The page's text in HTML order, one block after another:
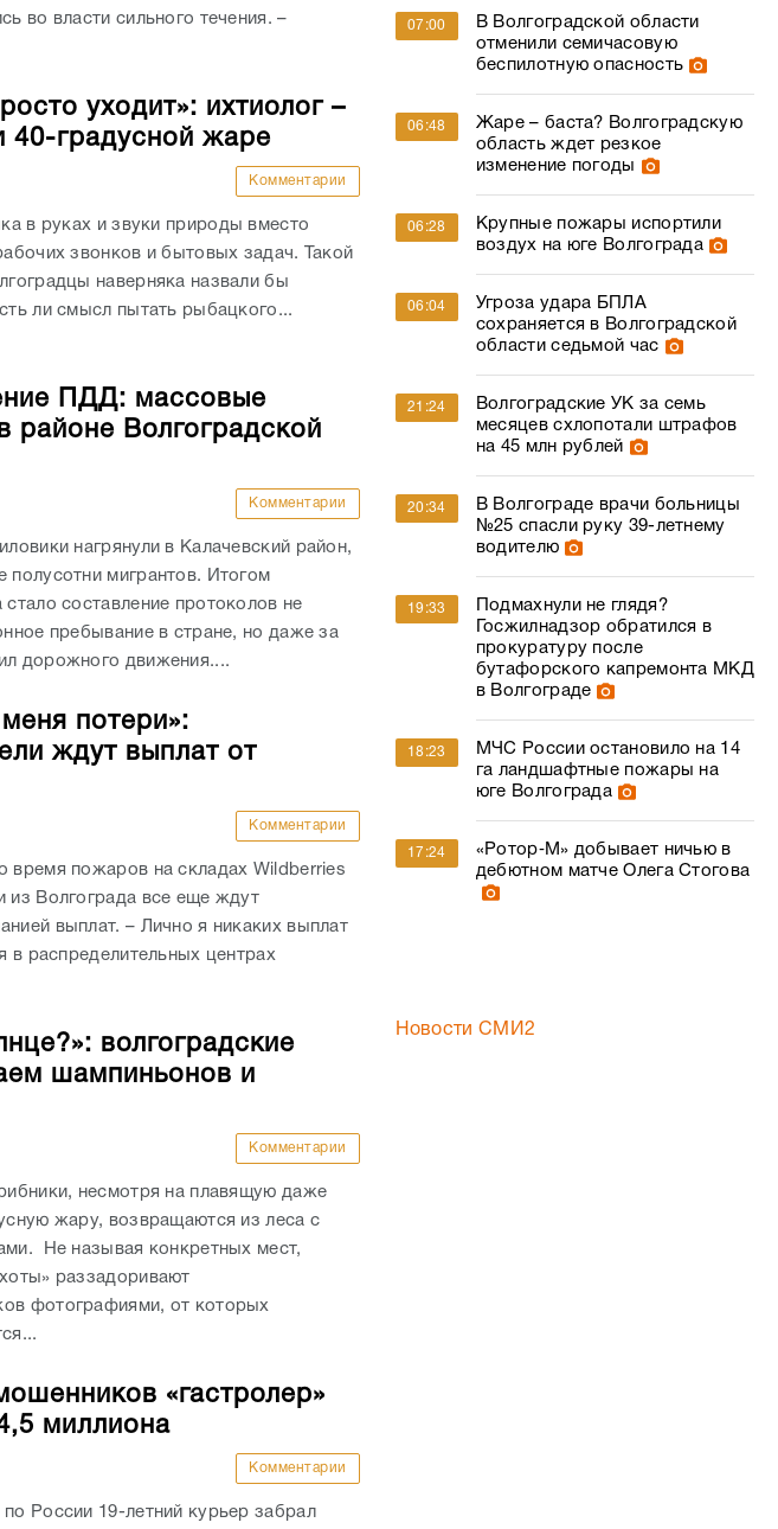
во власти сильного течения. –
уходит»: ихтиолог –
40-градусной жаре
Комментарии
в руках и звуки природы вместо
звонков и бытовых задач. Такой
наверняка назвали бы
ли смысл пытать рыбацкого...
ПДД: массовые
районе Волгоградской
Комментарии
нагрянули в Калачевский район,
полусотни мигрантов. Итогом
стало составление протоколов не
пребывание в стране, но даже за
дорожного движения....
потери»:
ждут выплат от
Комментарии
время пожаров на складах Wildberries
из Волгограда все еще ждут
выплат. – Лично я никаких выплат
в распределительных центрах
волгоградские
шампиньонов и
Комментарии
несмотря на плавящую даже
жару, возвращаются из леса с
Не называя конкретных мест,
раззадоривают
фотографиями, от которых
«гастролер»
миллиона
Комментарии
России 19-летний курьер забрал
07:00
В Волгоградской области
отменили семичасовую
беспилотную опасность
06:48
Жаре – баста? Волгоградскую
область ждет резкое
изменение погоды
06:28
Крупные пожары испортили
воздух на юге Волгограда
06:04
Угроза удара БПЛА
сохраняется в Волгоградской
области седьмой час
21:24
Волгоградские УК за семь
месяцев схлопотали штрафов
на 45 млн рублей
20:34
В Волгограде врачи больницы
№25 спасли руку 39-летнему
водителю
19:33
Подмахнули не глядя?
Госжилнадзор обратился в
прокуратуру после
бутафорского капремонта МКД
в Волгограде
18:23
МЧС России остановило на 14
га ландшафтные пожары на
юге Волгограда
17:24
«Ротор‑М» добывает ничью в
дебютном матче Олега Стогова
Новости СМИ2